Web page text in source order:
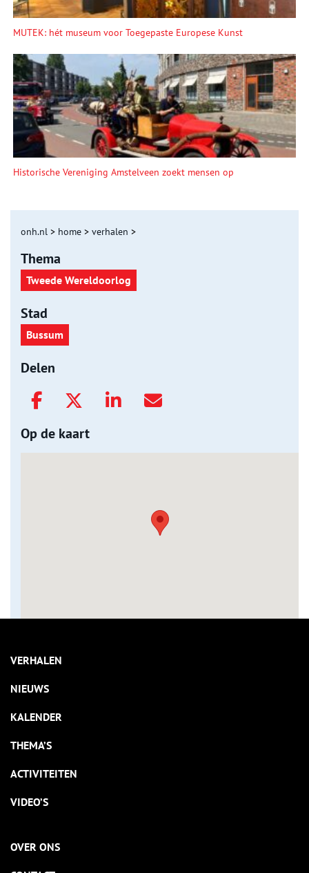
MUTEK: hét museum voor Toegepaste Europese Kunst
Historische Vereniging Amstelveen zoekt mensen op
onh.nl > home > verhalen >
Thema
Tweede Wereldoorlog
Stad
Bussum
Delen
Op de kaart
VERHALEN
NIEUWS
KALENDER
THEMA’S
ACTIVITEITEN
VIDEO’S
OVER ONS